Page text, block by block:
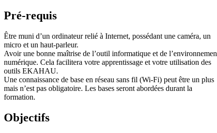
Pré-requis
Être muni d’un ordinateur relié à Internet, possédant une caméra, un
micro et un haut-parleur.
Avoir une bonne maîtrise de l’outil informatique et de
numérique. Cela facilitera votre apprentissage et votre utilisation des
outils EKAHAU.
Une connaissance de base en réseau sans fil (Wi-Fi) peut être un plus
mais n’est pas obligatoire. Les bases seront abordées durant la
formation.
Objectifs